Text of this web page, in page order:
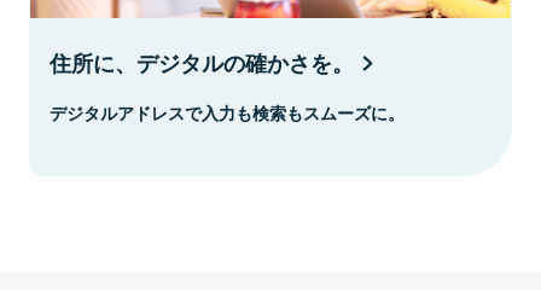
住所に、デジタルの確かさを。
デジタルアドレスで入力も検索もスムーズに。